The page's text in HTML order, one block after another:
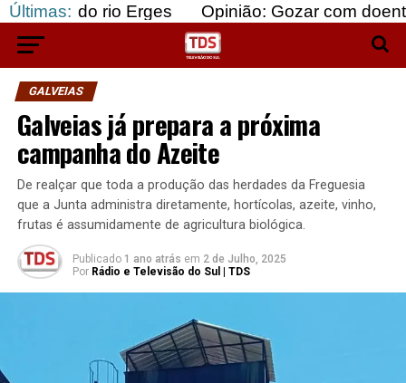
Últimas:
Erges Opinião: Gozar com doentes e
GALVEIAS
Galveias já prepara a próxima
campanha do Azeite
De realçar que toda a produção das herdades da Freguesia
que a Junta administra diretamente, hortícolas, azeite, vinho,
frutas é assumidamente de agricultura biológica.
Publicado 1 ano atrás em 2 de Julho, 2025
Por Rádio e Televisão do Sul | TDS